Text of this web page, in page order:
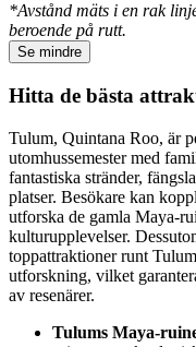
*Avstånd mäts i en rak
beroende på rutt.
Se mindre
Hitta de bästa
Tulum, Quintana Roo, är
utomhussemester med
fantastiska stränder,
platser. Besökare kan
utforska de gamla Maya-
kulturupplevelser.
toppattraktioner runt
utforskning, vilket
av resenärer.
Tulums Maya-